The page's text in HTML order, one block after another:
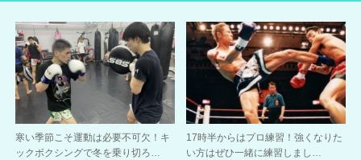
寒い季節こそ運動は必要不可欠！キ
ックボクシングで冬を乗り切ろ…
17時半からはプロ練習！強くなりた
い方はぜひ一緒に練習しまし…